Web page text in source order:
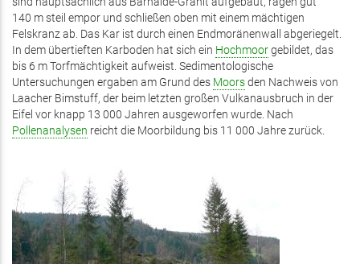
140 m steil empor und schließen oben mit einem mächtigen
Felskranz ab. Das Kar ist durch einen Endmoränenwall abgeriegelt.
In dem übertieften Karboden hat sich ein Hochmoorgebildet, das
bis 6 m Torfmächtigkeit aufweist. Sedimentologische
Untersuchungen ergaben am Grund des Moorsden Nachweis von
Laacher Bimstuff, der beim letzten großen Vulkanausbruch in der
Eifel vor knapp 13 000 Jahren ausgeworfen wurde. Nach
Pollenanalysen reicht die Moorbildung bis 11 000 Jahre zurück.